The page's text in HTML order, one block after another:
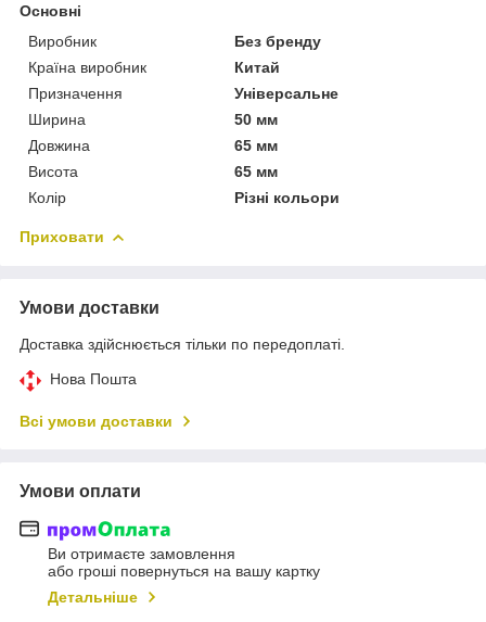
Основні
Виробник
Без бренду
Країна виробник
Китай
Призначення
Універсальне
Ширина
50 мм
Довжина
65 мм
Висота
65 мм
Колір
Різні кольори
Приховати
Умови доставки
Доставка здійснюється тільки по передоплаті.
Нова Пошта
Всі умови доставки
Умови оплати
Ви отримаєте замовлення
або гроші повернуться на вашу картку
Детальніше